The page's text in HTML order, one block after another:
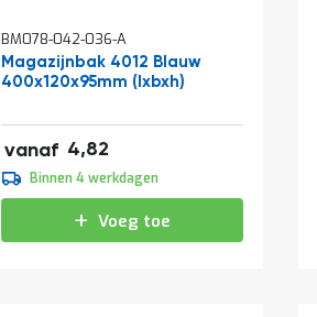
BM078-042-036-A
Magazijnbak 4012 Blauw
400x120x95mm (lxbxh)
vanaf 4,82
5,83
5,35
6,47Binnen 4 werkdagen
Voeg toe